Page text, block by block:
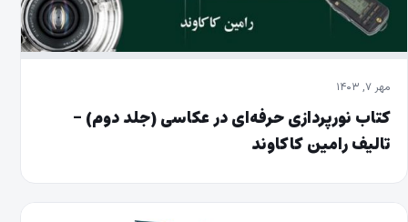
مهر ۷, ۱۴۰۳
کتاب نورپردازی حرفه‌ای در عکاسی (جلد دوم) –
تالیف رامین کاکاوند